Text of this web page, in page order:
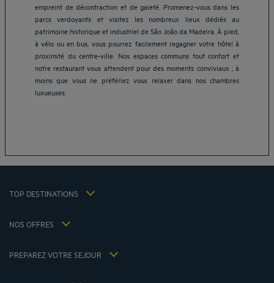
empreint de décontraction et de gaieté. Promenez-vous dans les
parcs verdoyants et visitez les nombreux lieux dédiés au
patrimoine historique et industriel de São João da Madeira. À pied,
à vélo ou en bus, vous pourrez facilement regagner votre hôtel à
proximité du centre-ville. Nos espaces communs tout confort et
notre restaurant vous attendent pour des moments conviviaux ; à
moins que vous ne préfériez vous relaxer dans nos chambres
luxueuses.
TOP DESTINATIONS
Hôtels Aix-les-Bains
Hôtels Marseille
Hôtels Strasbourg
Hôtels Pornic
Hôtels Bangkok
Hôtels Saint-Malo
NOS OFFRES
Offre évasion petit-déjeuner inclus
PREPAREZ VOTRE SEJOUR
Ma réservation
Hôtels et Inspirations
Politique des données personnelles
Conditions générales d'utilisation Flavours Instant Benefit
Politiques de taxes 2023
Politiques de taxes 2021